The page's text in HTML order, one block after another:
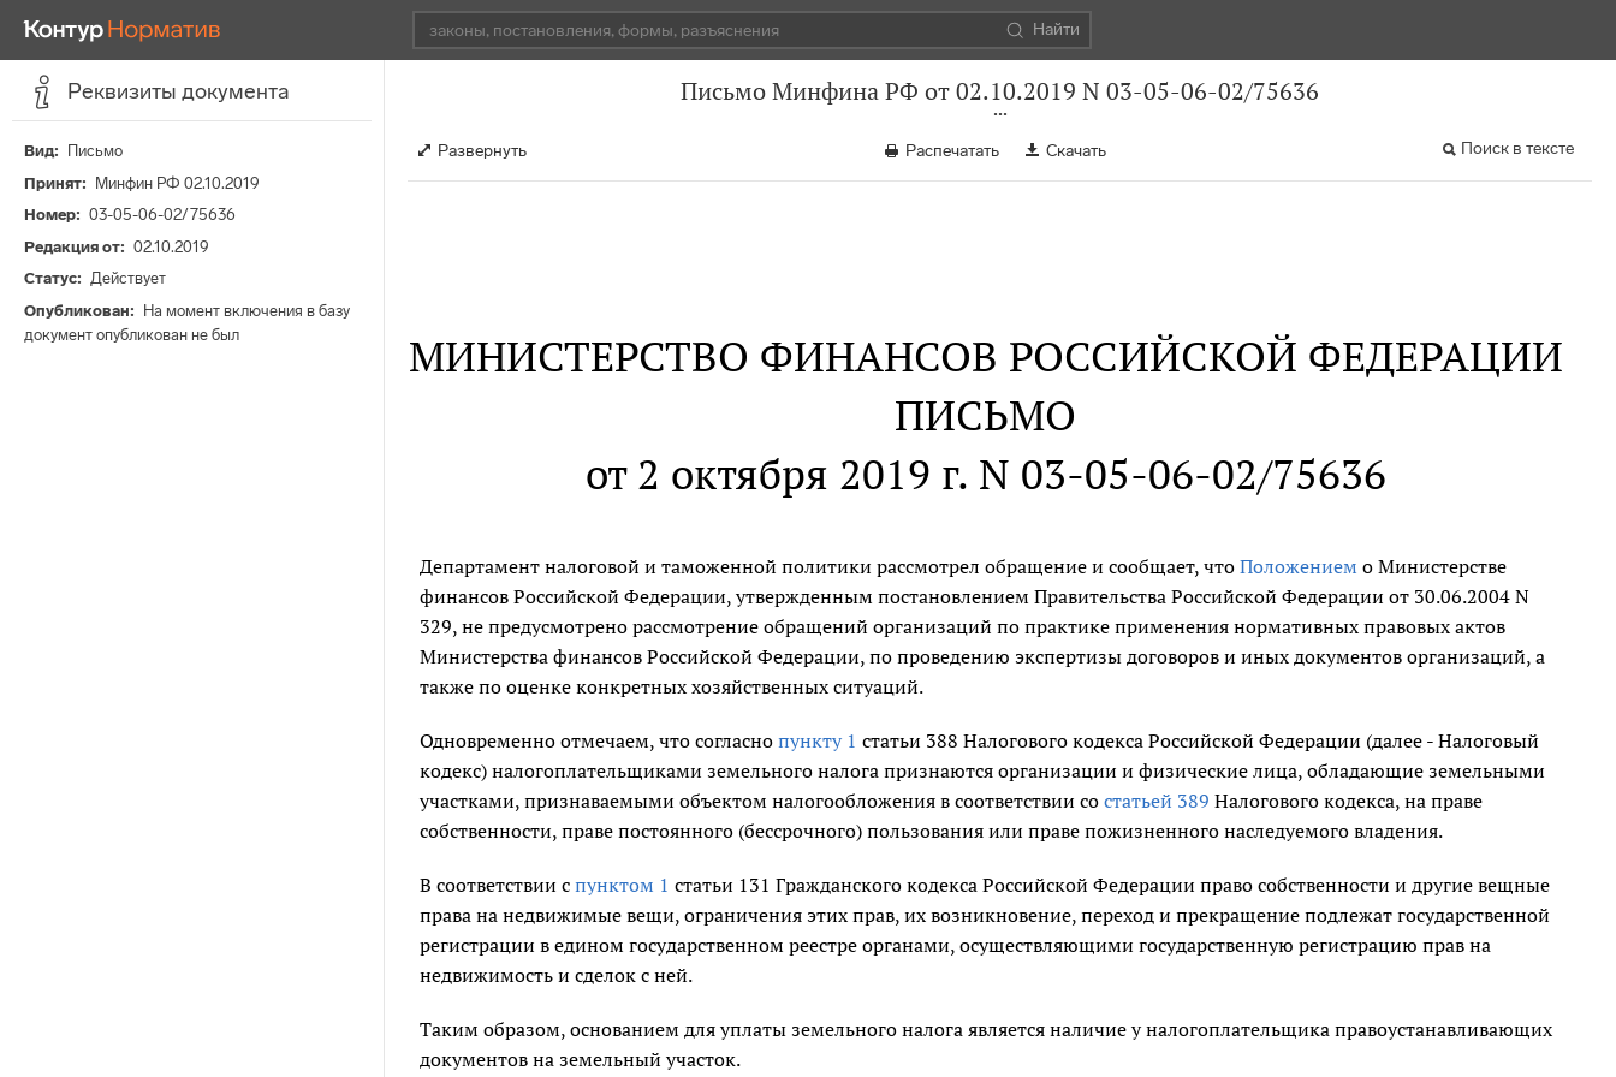
Найти
Реквизиты документа
Вид
Письмо
Принят
Минфин РФ 02.10.2019
Номер
03-05-06-02/75636
Редакция от
02.10.2019
Статус
Действует
Опубликован
На момент включения в базу
документ опубликован не был
Письмо Минфина РФ от 02.10.2019 N 03-05-06-02/75636
Развернуть Распечатать Скачать Поиск в тексте
МИНИСТЕРСТВО ФИНАНСОВ РОССИЙСКОЙ ФЕДЕРАЦИИ
ПИСЬМО
от 2 октября 2019 г. N 03-05-06-02/75636
Департамент налоговой и таможенной политики рассмотрел обращение и сообщает, что Положением о Министерстве
финансов Российской Федерации, утвержденным постановлением Правительства Российской Федерации от 30.06.2004 N
329, не предусмотрено рассмотрение обращений организаций по практике применения нормативных правовых актов
Министерства финансов Российской Федерации, по проведению экспертизы договоров и иных документов организаций, а
также по оценке конкретных хозяйственных ситуаций.
Одновременно отмечаем, что согласно пункту 1 статьи 388 Налогового кодекса Российской Федерации (далее - Налоговый
кодекс) налогоплательщиками земельного налога признаются организации и физические лица, обладающие земельными
участками, признаваемыми объектом налогообложения в соответствии со статьей 389 Налогового кодекса, на праве
собственности, праве постоянного (бессрочного) пользования или праве пожизненного наследуемого владения.
В соответствии с пунктом 1 статьи 131 Гражданского кодекса Российской Федерации право собственности и другие вещные
права на недвижимые вещи, ограничения этих прав, их возникновение, переход и прекращение подлежат государственной
регистрации в едином государственном реестре органами, осуществляющими государственную регистрацию прав на
недвижимость и сделок с ней.
Таким образом, основанием для уплаты земельного налога является наличие у налогоплательщика правоустанавливающих
документов на земельный участок.